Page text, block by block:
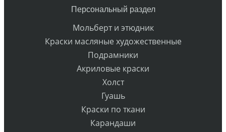
Персональный раздел
Мольберт и этюдник
Краски масляные художественные
Подрамники
Акриловые краски
Холст
Гуашь
Краски по ткани
Карандаши